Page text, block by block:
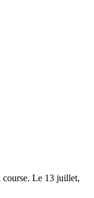
course. Le 13 juillet,